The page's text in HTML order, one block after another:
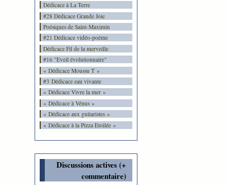
Dédicace à La Terre
#28 Dédicace Grande Joie
Poésiques de Saint-Maximin
#21 Dédicace vidéo-poème
Dédicace Fil de la merveille
#16 "Eveil évolutionnaire"
« Dédicace Moussu T »
#3 Dédicace eau vivante
« Dédicace Vivre la mer »
« Dédicace à Vénus »
« Dédicace aux guitaristes »
« Dédicace à la Pizza Etoilée »
Discussions actives (+
commentaire)